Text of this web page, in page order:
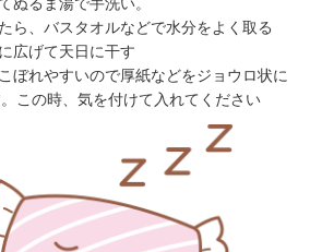
ら、バスタオルなどで水分をよく取る
広げて天日に干す
ぼれやすいので厚紙などをジョウロ状に
この時、気を付けて入れてください